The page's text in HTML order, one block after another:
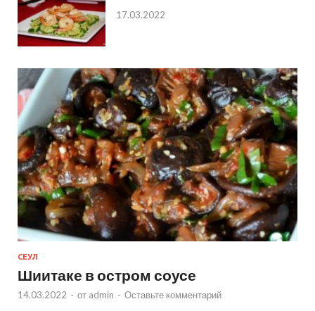
17.03.2022
СЕУЛ
Шиитаке в остром соусе
14.03.2022 - от admin - Оставьте комментарий